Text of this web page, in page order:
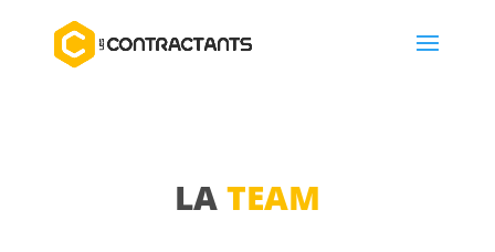
LATEAM